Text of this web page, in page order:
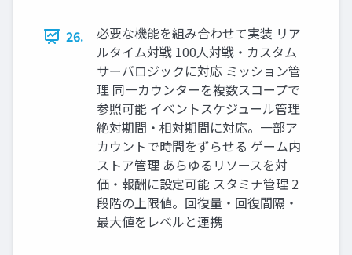
26.
必要な機能を組み合わせて実装 リア
ルタイム対戦 100⼈対戦・カスタム
サーバロジックに対応 ミッション管
理 同⼀カウンターを複数スコープで
参照可能 イベントスケジュール管理
絶対期間・相対期間に対応。⼀部ア
カウントで時間をずらせる ゲーム内
ストア管理 あらゆるリソースを対
価・報酬に設定可能 スタミナ管理 2
段階の上限値。回復量・回復間隔・
最⼤値をレベルと連携